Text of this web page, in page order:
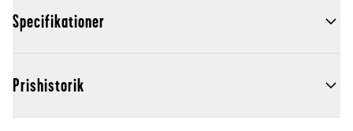
Specifikationer
Prishistorik